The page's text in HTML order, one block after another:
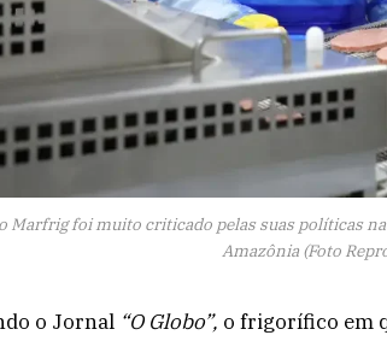
Marfrig foi muito criticado pelas suas políticas
Amazônia (Foto
o Jornal “O Globo”, o frigorífico em